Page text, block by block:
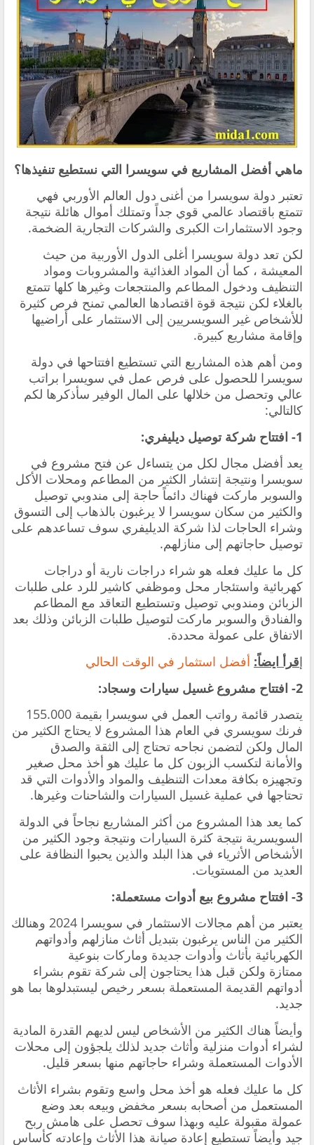
ماهي أفضل المشاريع في سويسرا التي نستطيع تنفيذها؟
تعتبر دولة سويسرا من أغنى دول العالم الأوربي فهي
تتمتع باقتصاد عالمي قوي جداً وتمتلك أموال هائلة نتيجة
وجود الاستثمارات الكبرى والشركات التجارية الضخمة.
لكن تعد دولة سويسرا أغلى الدول الأوربية من حيث
المعيشة ، كما أن المواد الغذائية والمشروبات ومواد
التنظيف ودخول المطاعم والمنتجعات وغيرها كلها تتمتع
بالغلاء لكن نتيجة قوة اقتصادها العالمي تمنح فرص كثيرة
للأشخاص غير السويسريين إلى الاستثمار على أراضيها
وإقامة مشاريع كبيرة.
ومن أهم هذه المشاريع التي تستطيع افتتاحها في دولة
سويسرا للحصول على فرص عمل في سويسرا براتب
عالي وتحصل من خلالها على المال الوفير سأذكرها لكم
كالتالي:
1- افتتاح شركة توصيل ديليفري:
يعد أفضل مجال لكل من يتساءل عن فتح مشروع في
سويسرا ونتيجة إنتشار الكثير من المطاعم ومحلات الأكل
والسوبر ماركت فهناك دائماً حاجة إلى مندوبي توصيل
والكثير من سكان سويسرا لا يرغبون بالذهاب إلى التسوق
وشراء الحاجات لذا شركة الديليفري سوف تساعدهم على
توصيل حاجاتهم إلى منازلهم.
كل ما عليك فعله هو شراء دراجات نارية أو دراجات
كهربائية واستئجار محل وموظفي كاشير للرد على طلبات
الزبائن ومندوبي توصيل وتستطيع التعاقد مع المطاعم
والفنادق والسوبر ماركت لتوصيل طلبات الزبائن وذلك بعد
الاتفاق على عمولة محددة.
إقرأ ايضاً: ‏أفضل استثمار في الوقت الحالي
2- افتتاح مشروع غسيل سيارات وسجاد:
يتصدر قائمة رواتب العمل في سويسرا بقيمة 155.000
فرنك سويسري في العام هذا المشروع لا يحتاج الكثير من
المال ولكن لتضمن نجاحه تحتاج إلى الثقة والصدق
والأمانة لتكسب الزبون كل ما عليك هو أخذ محل صغير
وتجهيزه بكافة معدات التنظيف والمواد والأدوات التي قد
تحتاجها في عملية غسيل السيارات والشاحنات وغيرها.
كما يعد هذا المشروع من أكثر المشاريع نجاحاً في الدولة
السويسرية نتيجة كثرة السيارات ونتيجة وجود الكثير من
الأشخاص الأثرياء في هذا البلد والذين يحبوا النظافة على
العديد من المستويات.
3- افتتاح مشروع بيع أدوات مستعملة:
يعتبر من أهم مجالات الاستثمار في سويسرا 2024 وهنالك
الكثير من الناس يرغبون بتبديل أثاث منازلهم وأدواتهم
الكهربائية بأثاث وأدوات جديدة وماركات بنوعية
ممتازة ولكن قبل هذا يحتاجون إلى شركة تقوم بشراء
أدواتهم القديمة المستعملة بسعر رخيص ليستبدلوها بما هو
جديد.
وأيضاً هناك الكثير من الأشخاص ليس لديهم القدرة المادية
لشراء أدوات منزلية وأثاث جديد لذلك يلجؤون إلى محلات
الأدوات المستعملة وشراء حاجاتهم منها بسعر قليل.
كل ما عليك فعله هو أخذ محل واسع وتقوم بشراء الأثاث
المستعمل من أصحابه بسعر مخفض وبيعه بعد وضع
عمولة مقبولة عليه وبهذا سوف تحصل على هامش ربح
جيد وأيضاً تستطيع إعادة صيانة هذا الأثاث وإعادته كأساس